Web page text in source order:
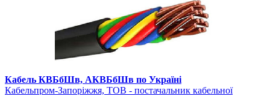
Кабель КВБбШв, АКВБбШв по Україні
Кабельпром-Запоріжжя, ТОВ - постачальник кабельної